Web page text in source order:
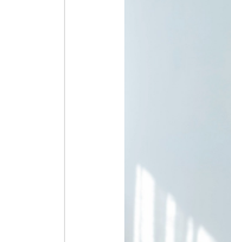
https://www.lrt.lt/
uciu-uzdegima-
vaiksciojau-tris-